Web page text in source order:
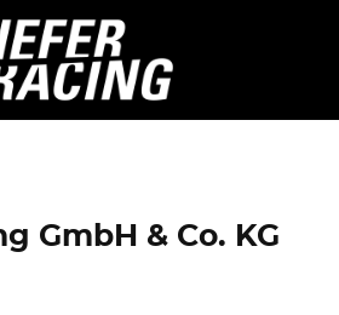
GmbH & Co. KG